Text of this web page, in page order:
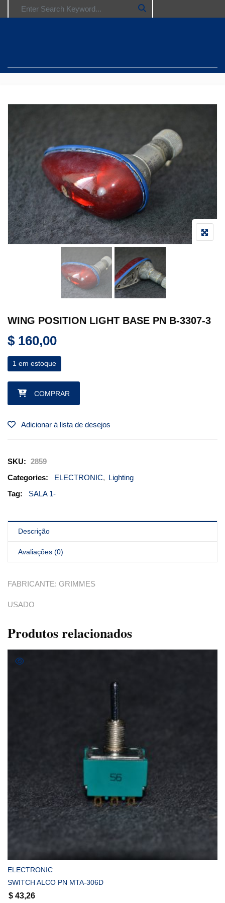
WING POSITION LIGHT BASE PN B-3307-3
$ 160,00
1 em estoque
WING POSITION LIGHT BASE PN B-3307-3 quantidade
COMPRAR
Adicionar à lista de desejos
SKU: 2859
Categories:
ELECTRONIC, Lighting
Tag:
SALA 1-
Descrição
Avaliações (0)
FABRICANTE: GRIMMES
USADO
Produtos relacionados
ELECTRONIC
SWITCH ALCO PN MTA-306D
$ 43,26